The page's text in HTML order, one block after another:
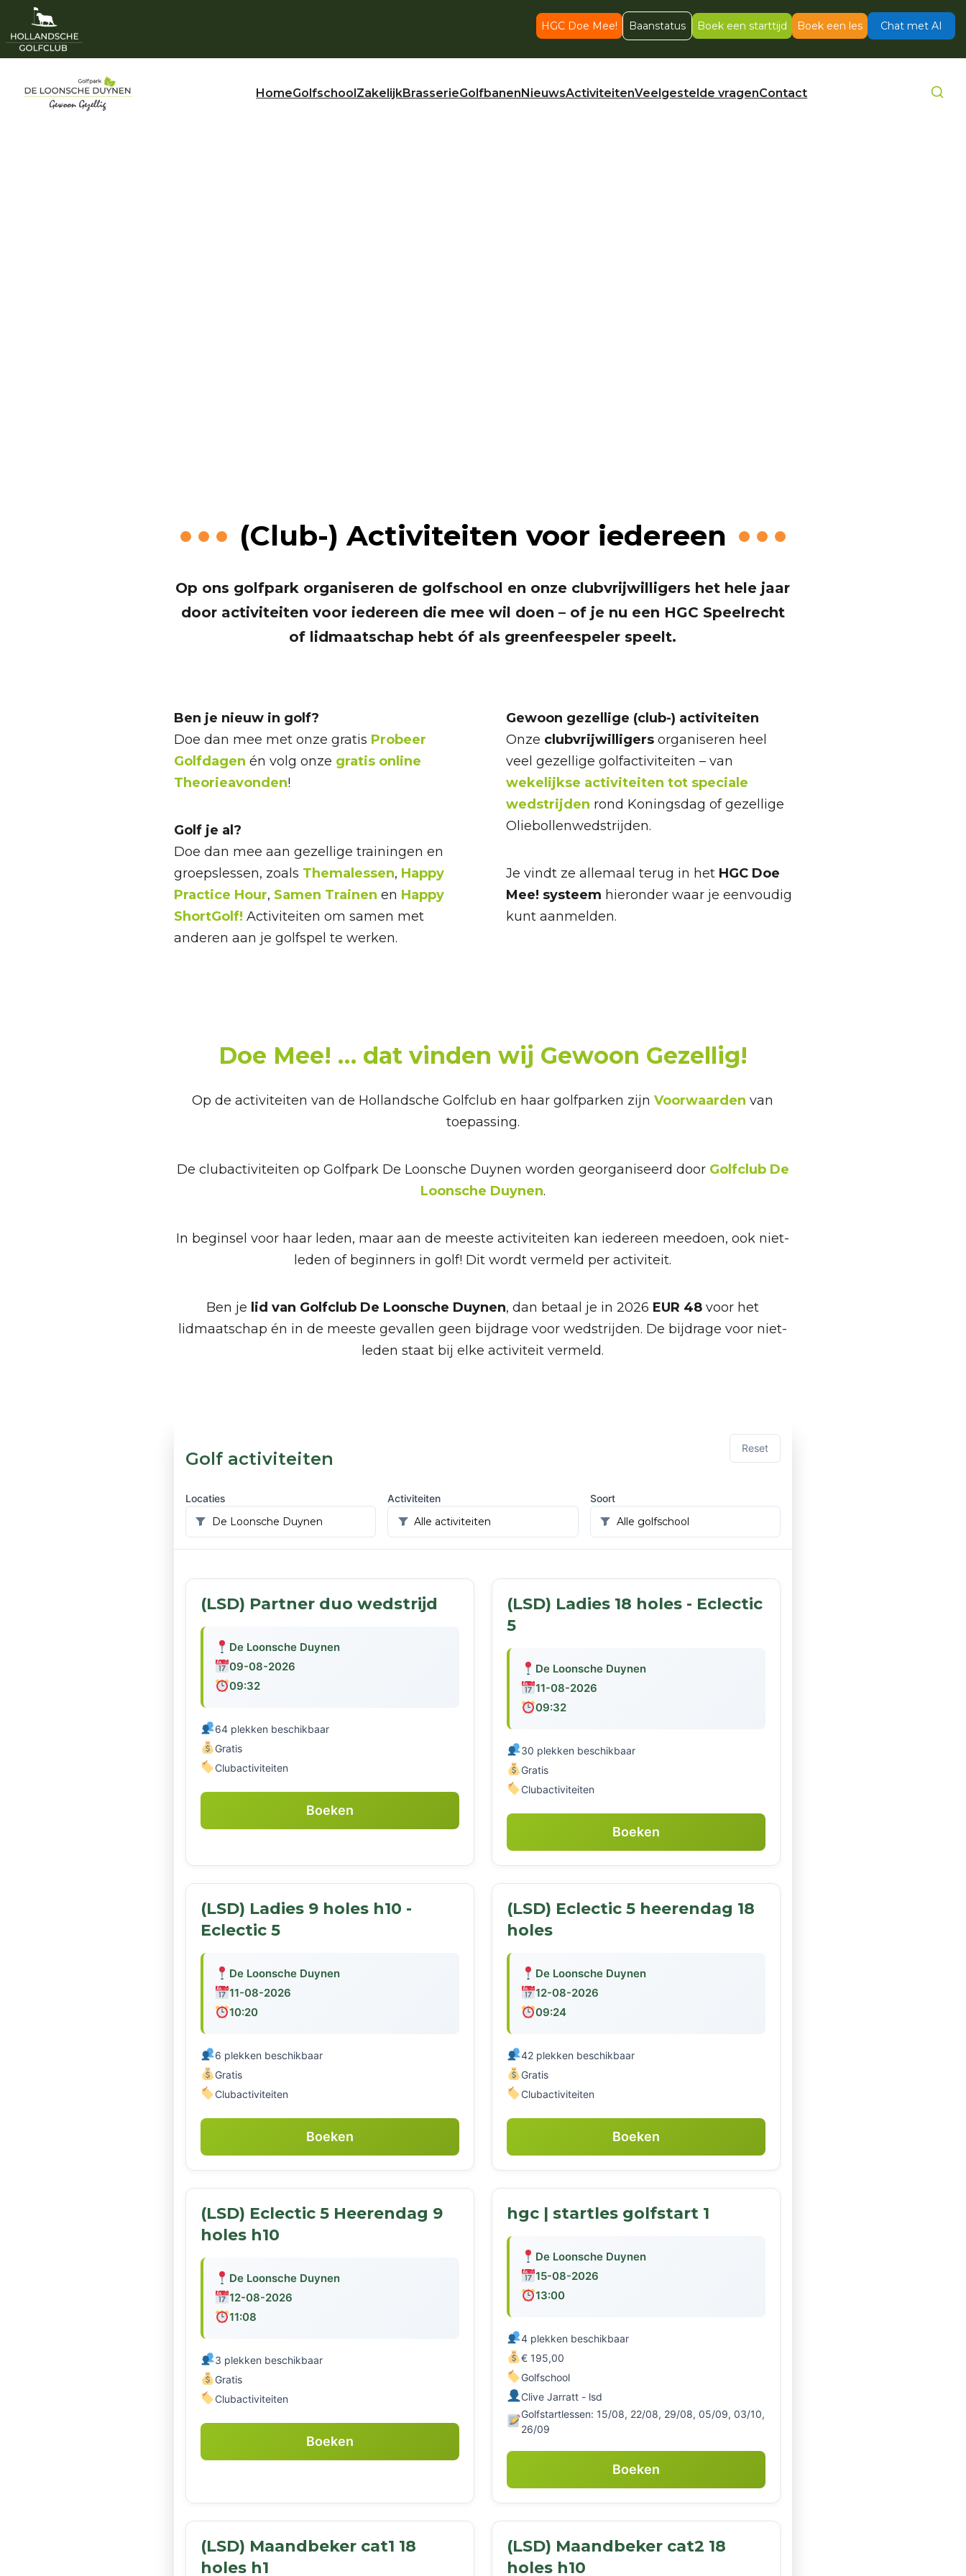
HGC Doe Mee! Baanstatus Boek een starttijd Boek een les Chat met AI
HomeGolfschoolZakelijkBrasserieGolfbanenNieuwsActiviteitenVeelgestelde vragenContact
(Club-) Activiteiten voor iedereen
Op ons golfpark organiseren de golfschool en onze clubvrijwilligers het hele jaar
door activiteiten voor iedereen die mee wil doen – of je nu een HGC Speelrecht
of lidmaatschap hebt óf als greenfeespeler speelt.
Ben je nieuw in golf?
Doe dan mee met onze gratis Probeer
Golfdagen én volg onze gratis online
Theorieavonden!
Golf je al?
Doe dan mee aan gezellige trainingen en
groepslessen, zoals Themalessen, Happy
Practice Hour, Samen Trainen en Happy
ShortGolf! Activiteiten om samen met
anderen aan je golfspel te werken.
Gewoon gezellige (club-) activiteiten
Onze clubvrijwilligersorganiseren heel
veel gezellige golfactiviteiten – van
wekelijkse activiteiten tot speciale
wedstrijden rond Koningsdag of gezellige
Oliebollenwedstrijden.
Je vindt ze allemaal terug in het HGC Doe
Mee! systeem hieronder waar je eenvoudig
kunt aanmelden.
Doe Mee! … dat vinden wij Gewoon Gezellig!
Op de activiteiten van de Hollandsche Golfclub en haar golfparken zijnVoorwaarden van
toepassing.
De clubactiviteiten op Golfpark De Loonsche Duynen worden georganiseerd door Golfclub De
Loonsche Duynen.
In beginsel voor haar leden, maar aan de meeste activiteiten kan iedereen meedoen, ook niet-
leden of beginners in golf! Dit wordt vermeld per activiteit.
Ben je lid van Golfclub De Loonsche Duynen, dan betaal je in 2026 EUR 48 voor het
lidmaatschap én in de meeste gevallen geen bijdrage voor wedstrijden. De bijdrage voor niet-
leden staat bij elke activiteit vermeld.
Golf activiteiten
Reset
Locaties Activiteiten Soort
(LSD) Partner duo wedstrijd
De Loonsche Duynen
09-08-2026
09:32
64 plekken beschikbaar
Gratis
Clubactiviteiten
Boeken
(LSD) Ladies 18 holes - Eclectic
5
De Loonsche Duynen
11-08-2026
09:32
30 plekken beschikbaar
Gratis
Clubactiviteiten
Boeken
(LSD) Ladies 9 holes h10 -
Eclectic 5
De Loonsche Duynen
11-08-2026
10:20
6 plekken beschikbaar
Gratis
Clubactiviteiten
Boeken
(LSD) Eclectic 5 heerendag 18
holes
De Loonsche Duynen
12-08-2026
09:24
42 plekken beschikbaar
Gratis
Clubactiviteiten
Boeken
(LSD) Eclectic 5 Heerendag 9
holes h10
De Loonsche Duynen
12-08-2026
11:08
3 plekken beschikbaar
Gratis
Clubactiviteiten
Boeken
hgc | startles golfstart 1
De Loonsche Duynen
15-08-2026
13:00
4 plekken beschikbaar
€ 195,00
Golfschool
Clive Jarratt - lsd
Golfstartlessen: 15/08, 22/08, 29/08, 05/09, 03/10,
26/09
Boeken
(LSD) Maandbeker cat1 18
holes h1
(LSD) Maandbeker cat2 18
holes h10